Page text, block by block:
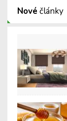
Nové články